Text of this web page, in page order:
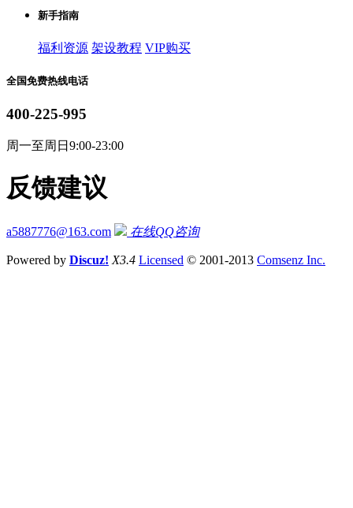
新手指南
福利资源 架设教程 VIP购买
全国免费热线电话
400-225-995
周一至周日9:00-23:00
反馈建议
a5887776@163.com 在线QQ咨询
Powered by Discuz! X3.4 Licensed © 2001-2013 Comsenz Inc.